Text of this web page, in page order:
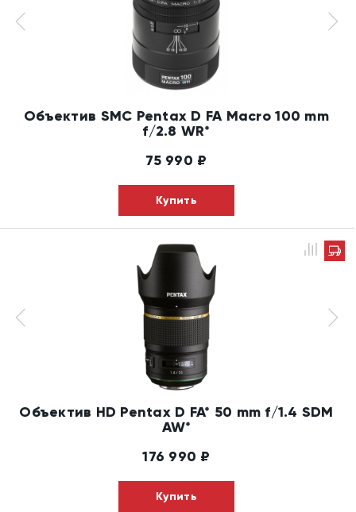
Объектив SMC Pentax D FA Macro 100 mm
f/2.8 WR*
75 990 ₽
Купить
Объектив HD Pentax D FA* 50 mm f/1.4 SDM
AW*
176 990 ₽
Купить